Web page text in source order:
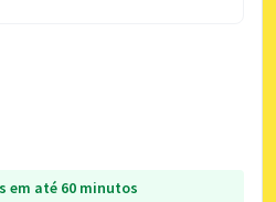
em até 60 minutos